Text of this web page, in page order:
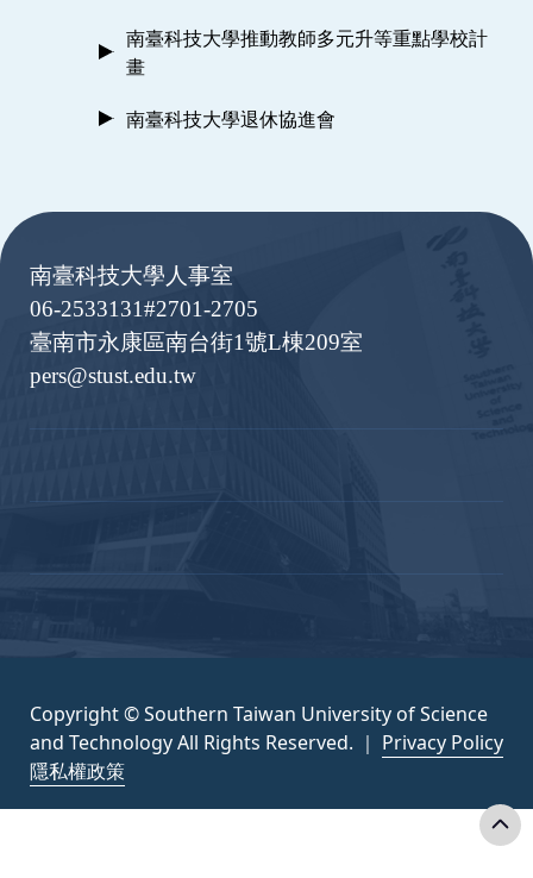
南臺科技大學推動教師多元升等重點學校計
畫
南臺科技大學退休協進會
南臺科技大學人事室
06-2533131#2701-2705
臺南市永康區南台街1號L棟209室
pers@stust.edu.tw
Copyright © Southern Taiwan University of Science
and Technology All Rights Reserved. ｜ Privacy Policy
隱私權政策